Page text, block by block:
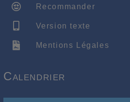
Recommander
Version texte
Mentions Légales
Calendrier